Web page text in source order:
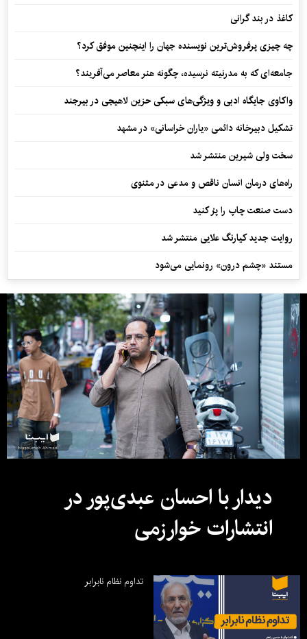
کاغذ در بند گرانی
چه چیزی پرفروش‌ترین نویسنده جهان را اینچنین موفق کرد؟
جامعه‌ای که به مدرنیته نرسیده، چگونه هنر معاصر می‌آفریند؟
واکاوی جایگاه ادبی و ویژگی‌های سبکی حزین لاهیجی در بیرجند
تشکیل دبیرخانه دائمی «یاران خراسانی» در مشهد
سخت ولی شیرین منتشر شد
راه‌های درمان انسان ناقص و مدعی در مثنوی
دست صنعت چاپ را پرُ کنید
روایت جدید کیارنگ علایی منتشر شد
مستند «چشم درون» رونمایی می‌شود
دیدار با احسان عبدی‌پور در
انتشارات خوارزمی
تداوم نظام نابرابر